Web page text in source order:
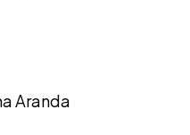
Aranda